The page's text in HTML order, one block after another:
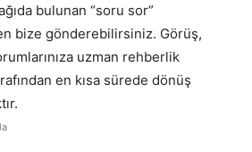
bulunan “soru sor”
bize gönderebilirsiniz. Görüş,
uzman rehberlik
en kısa sürede dönüş